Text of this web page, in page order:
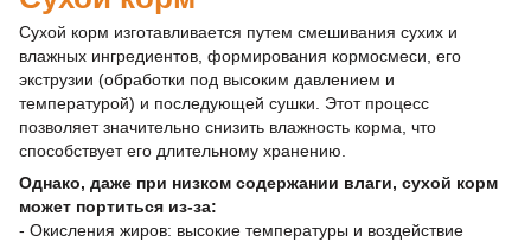
Сухой корм изготавливается путем смешивания сухих и
влажных ингредиентов, формирования кормосмеси, его
экструзии (обработки под высоким давлением и
температурой) и последующей сушки. Этот процесс
позволяет значительно снизить влажность корма, что
способствует его длительному хранению.
Однако, даже при низком содержании влаги, сухой корм
может портиться из-за:
- Окисления жиров: высокие температуры и воздействие